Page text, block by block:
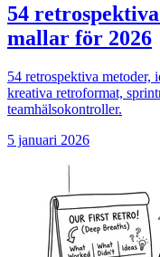
54
mallar för 2026
54 retrospektiva metoder,
kreativa retroformat,
teamhälsokontroller.
5 januari 2026